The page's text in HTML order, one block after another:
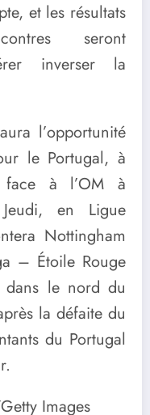
et les résultats
seront
inverser la
l’opportunité
le Portugal, à
face à l’OM à
Jeudi, en Ligue
Nottingham
– Étoile Rouge
dans le nord du
la défaite du
du Portugal
Images